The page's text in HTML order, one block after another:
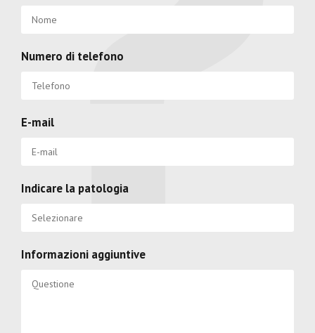
Numero di telefono
E-mail
Indicare la patologia
Informazioni aggiuntive